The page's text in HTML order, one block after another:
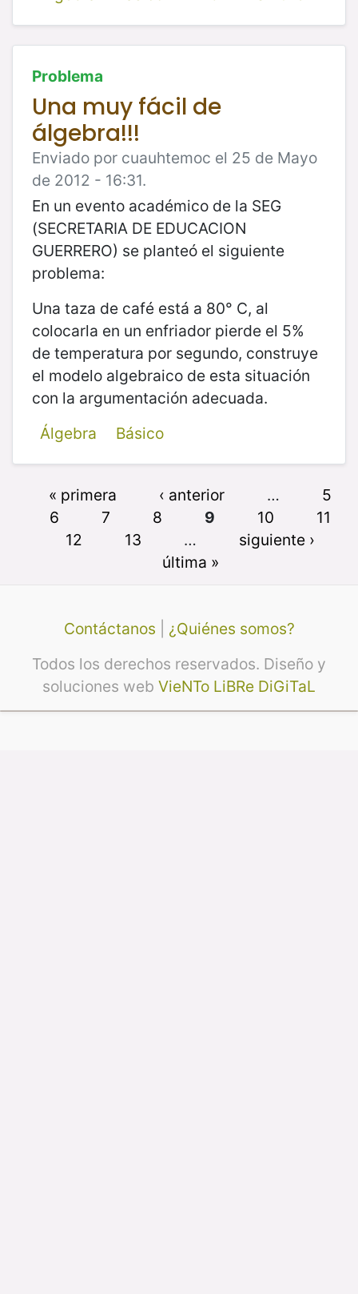
Problema
Una muy fácil de
álgebra!!!
Enviado por cuauhtemoc el 25 de Mayo
de 2012 - 16:31.
En un evento académico de la SEG
(SECRETARIA DE EDUCACION
GUERRERO) se planteó el siguiente
problema:
Una taza de café está a 80° C, al
colocarla en un enfriador pierde el 5%
de temperatura por segundo, construye
el modelo algebraico de esta situación
con la argumentación adecuada.
Álgebra
Básico
« primera ‹ anterior …
5
6
7 8 9 10
11
12
13 …
siguiente ›
última »
Contáctanos
¿Quiénes somos?
Todos los derechos reservados. Diseño y
soluciones web VieNTo LiBRe DiGiTaL